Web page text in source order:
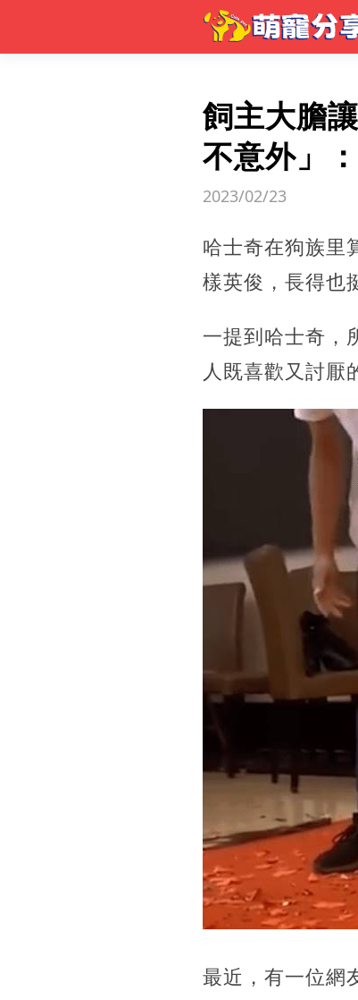
飼主大膽
不意外」
2023/02/23
哈士奇在狗族里
樣英俊，長得也
一提到哈士奇，
人既喜歡又討厭
最近，有一位網